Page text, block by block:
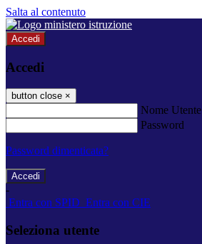
Salta al contenuto
Accedi
Accedi
button close ×
Nome Utente
Password
Password dimenticata?
-
Entra con SPID Entra con CIE
Seleziona utente